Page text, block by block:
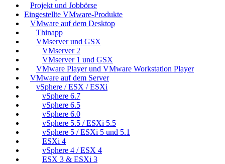
Projekt und Jobbörse
Eingestellte VMware-Produkte
VMware auf dem Desktop
Thinapp
VMserver und GSX
VMserver 2
VMserver 1 und GSX
VMware Player und VMware Workstation Player
VMware auf dem Server
vSphere / ESX / ESXi
vSphere 6.7
vSphere 6.5
vSphere 6.0
vSphere 5.5 / ESXi 5.5
vSphere 5 / ESXi 5 und 5.1
ESXi 4
vSphere 4 / ESX 4
ESX 3 & ESXi 3